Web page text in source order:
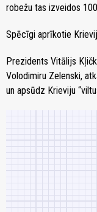
robežu tas izveidos
Spēcīgi aprīkotie
Prezidents Vitālijs
Volodimiru Zelenski,
un apsūdz Krieviju